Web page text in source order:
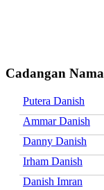
Cadangan Nama
Putera Danish
Ammar Danish
Danny Danish
Irham Danish
Danish Imran